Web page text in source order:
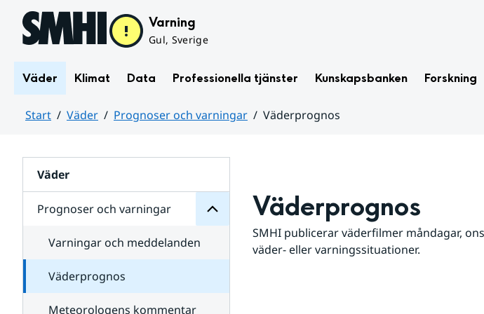
Hoppa till sidans innehåll Varning
Gul, Sverige
Väder Klimat Data Professionella tjänster Kunskapsbanken Forskning
Start Väder Prognoser och varningar
Väderprognos
Väder
Prognoser och varningar
för
varningar
Varningar och meddelanden
Väderprognos
Meteorologens kommentar
Väderprognos
SMHI publicerar väderfilmer måndagar,
väder- eller varningssituationer.